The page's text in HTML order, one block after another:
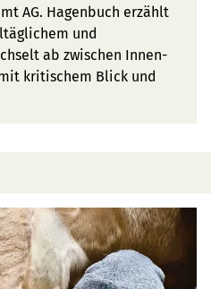
AG. Hagenbuch erzählt
und
ab zwischen Innen-
kritischem Blick und